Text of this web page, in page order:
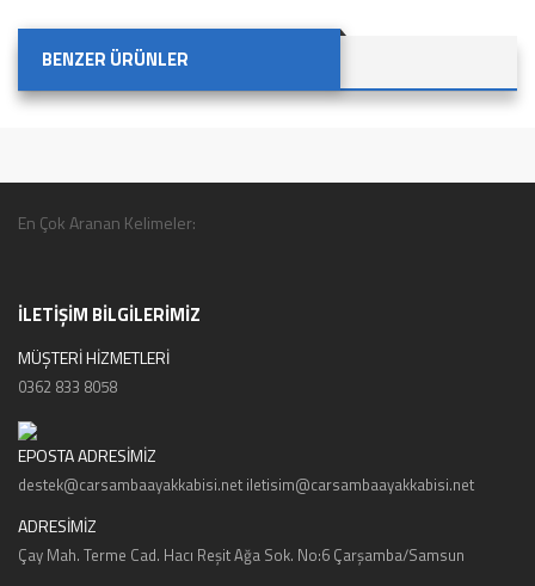
BENZER ÜRÜNLER
En Çok Aranan Kelimeler:
İLETİŞİM BİLGİLERİMİZ
MÜŞTERİ HİZMETLERİ
0362 833 8058
EPOSTA ADRESİMİZ
destek@carsambaayakkabisi.net iletisim@carsambaayakkabisi.net
ADRESİMİZ
Çay Mah. Terme Cad. Hacı Reşit Ağa Sok. No:6 Çarşamba/Samsun